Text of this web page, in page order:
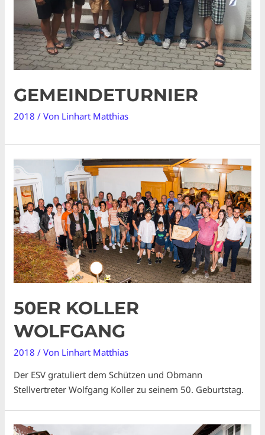
GEMEINDETURNIER
2018 / Von Linhart Matthias
50ER KOLLER
WOLFGANG
2018 / Von Linhart Matthias
Der ESV gratuliert dem Schützen und Obmann
Stellvertreter Wolfgang Koller zu seinem 50. Geburtstag.